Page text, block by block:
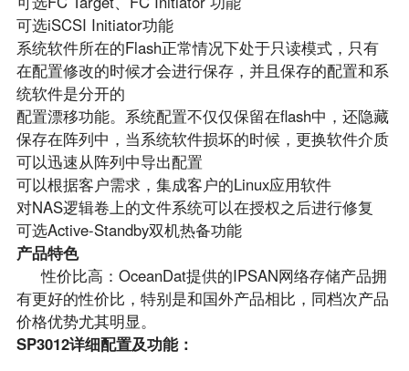
可选iSCSI Initiator功能
系统软件所在的Flash正常情况下处于只读模式，只有
在配置修改的时候才会进行保存，并且保存的配置和系
统软件是分开的
配置漂移功能。系统配置不仅仅保留在flash中，还隐藏
保存在阵列中，当系统软件损坏的时候，更换软件介质
可以迅速从阵列中导出配置
可以根据客户需求，集成客户的Linux应用软件
对NAS逻辑卷上的文件系统可以在授权之后进行修复
可选Active-Standby双机热备功能
产品特色
性价比高：OceanDat提供的IPSAN网络存储产品拥
有更好的性价比，特别是和国外产品相比，同档次产品
价格优势尤其明显。
SP3012详细配置及功能：